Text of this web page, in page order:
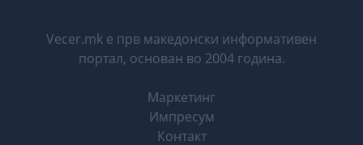
Vecer.mk е прв македонски информативен
портал, основан во 2004 година.
Маркетинг
Импресум
Контакт